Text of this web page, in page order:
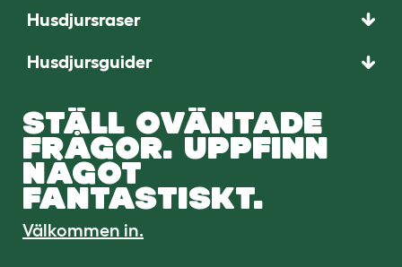
Husdjursraser
Husdjursguider
STÄLL OVÄNTADE
FRÅGOR. UPPFINN
NÅGOT
FANTASTISKT.
Välkommen in.